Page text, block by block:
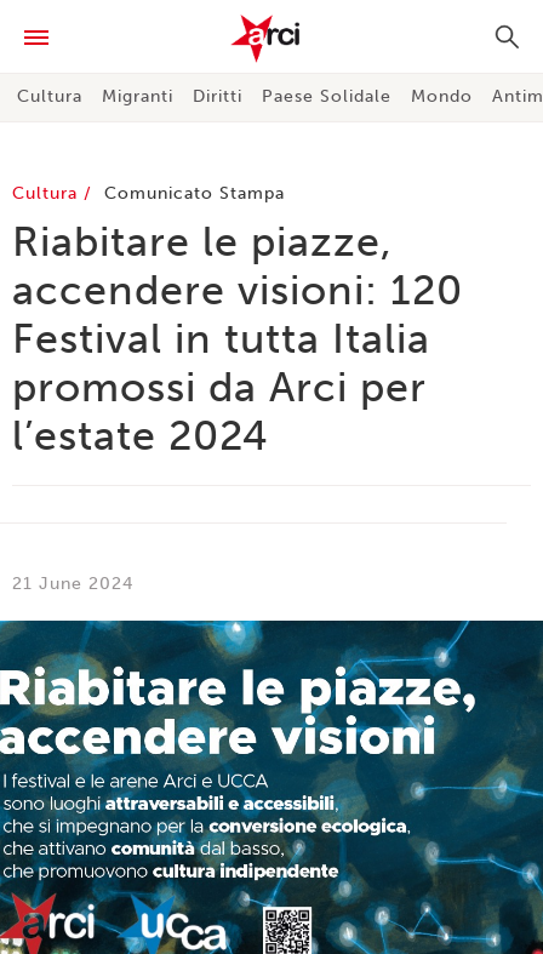
Cultura Migranti Diritti Paese Solidale Mondo
Cultura Comunicato Stampa
Riabitare le piazze,
accendere visioni: 120
Festival in tutta Italia
promossi da Arci per
l’estate 2024
21 June 2024